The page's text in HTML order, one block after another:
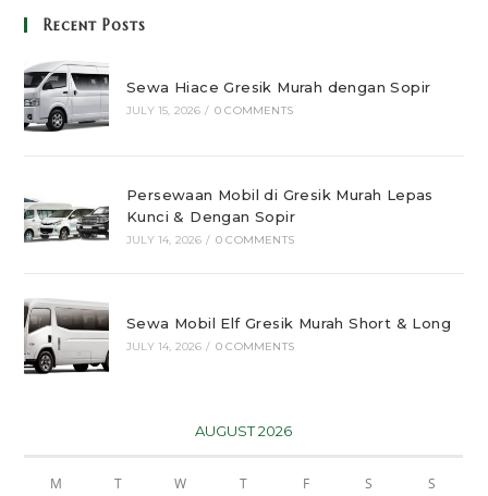
Recent Posts
Sewa Hiace Gresik Murah dengan Sopir
JULY 15, 2026 / 0 COMMENTS
Persewaan Mobil di Gresik Murah Lepas
Kunci & Dengan Sopir
JULY 14, 2026 / 0 COMMENTS
Sewa Mobil Elf Gresik Murah Short & Long
JULY 14, 2026 / 0 COMMENTS
AUGUST 2026
M T W T F S S